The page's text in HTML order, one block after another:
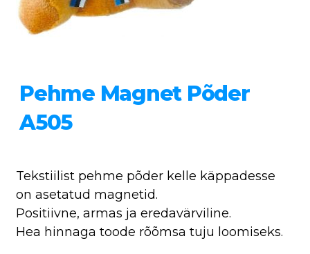
Pehme Magnet Põder
A505
Tekstiilist pehme põder kelle käppadesse
on asetatud magnetid.
Positiivne, armas ja eredavärviline.
Hea hinnaga toode rõõmsa tuju loomiseks.